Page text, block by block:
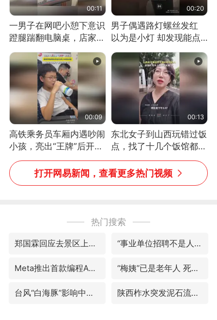
00:11
一男子在网吧小憩下意识
蹬腿踹翻电脑桌，店家3
台显示器与机械臂损坏
00:20
男子偶遇路灯螺丝发红
以为是小灯 却发现能点
燃香烟 当事人：已报警
处理
00:09
高铁乘务员车厢内遇吵闹
小孩，亮出“王牌”后开启
一键静音
00:13
东北女子到山西玩错过饭
点，找了十几个饭馆都没
开门：午休到几点
打开网易新闻，查看更多热门视频
热门搜索
郑国霖回应去景区上班被保安拦下 “事业单位招聘不是人情买卖”
Meta推出首款编程Agent “梅姨”已是老年人 死刑或适用受限
台风“白海豚”影响中国已成定局 陕西柞水突发泥石流致1死2失联